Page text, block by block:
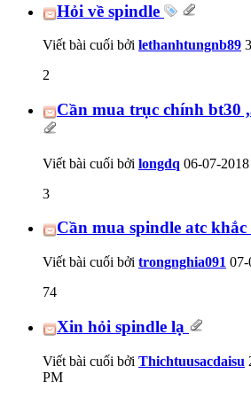
Hỏi về spindle
Viết bài cuối bởi lethanhtungnb89
2
Cần mua trục chính bt30
Viết bài cuối bởi longdq 06-07-2018
3
Cần mua spindle atc
Viết bài cuối bởi trongnghia091 07-
74
Xin hỏi spindle lạ
Viết bài cuối bởi Thichtuusacdaisu
PM